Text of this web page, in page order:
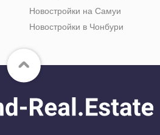
Новостройки на Самуи
Новостройки в Чонбури